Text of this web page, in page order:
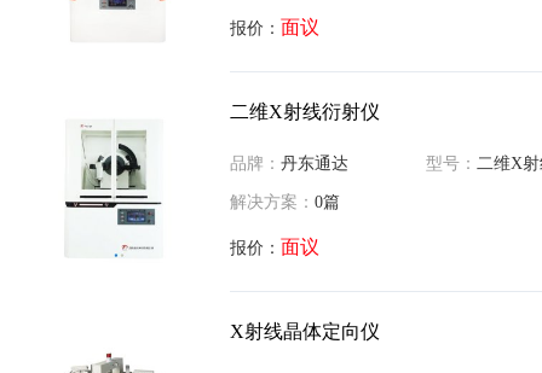
报价： 面议
二维X射线衍射仪
品牌： 丹东通达 型号： 二维X
解决方案： 0篇
报价： 面议
X射线晶体定向仪